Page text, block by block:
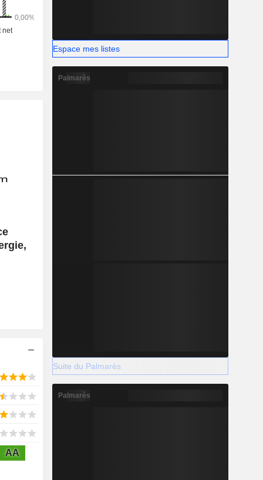
AA
Espace mes listes
Palmarès
Suite du Palmarès
Palmarès